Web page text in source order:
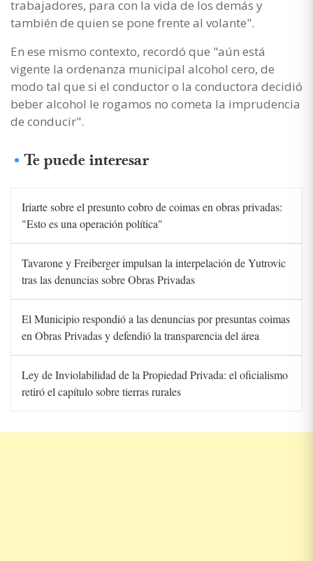
trabajadores, para con la vida de los demás y
también de quien se pone frente al volante".
En ese mismo contexto, recordó que "aún está
vigente la ordenanza municipal alcohol cero, de
modo tal que si el conductor o la conductora decidió
beber alcohol le rogamos no cometa la imprudencia
de conducir".
Te puede interesar
Iriarte sobre el presunto cobro de coimas en obras privadas:
"Esto es una operación política"
Tavarone y Freiberger impulsan la interpelación de Yutrovic
tras las denuncias sobre Obras Privadas
El Municipio respondió a las denuncias por presuntas coimas
en Obras Privadas y defendió la transparencia del área
Ley de Inviolabilidad de la Propiedad Privada: el oficialismo
retiró el capítulo sobre tierras rurales